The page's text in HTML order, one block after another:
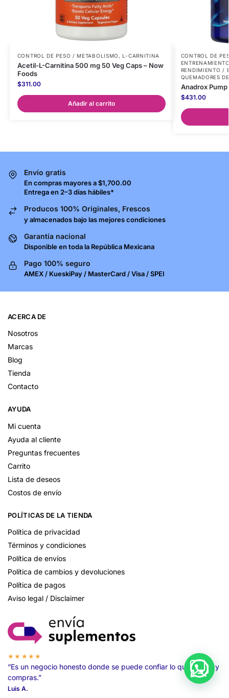
CONTROL DE PESO / METABOLISMO ,L-CARNITINA
Acetil-L-Carnitina 500 mg 50 Veg Caps – Now
Foods
$311.00
Añadir al carrito
CONTROL DE
RENDIMIENTO /
QUEMADORES
Anadrox Pump
$431.00
Envío gratis
En compras mayores a $1,700.00
Entrega en 2–3 días hábiles*
Producos 100% Originales, Frescos
y almacenados bajo las mejores condiciones
Garantía nacional
Disponible en toda la República Mexicana
Pago 100% seguro
AMEX / KueskiPay / MasterCard / Visa / SPEI
ACERCA DE
Nosotros
Marcas
Blog
Tienda
Contacto
AYUDA
Mi cuenta
Ayuda al cliente
Preguntas frecuentes
Carrito
Lista de deseos
Costos de envío
POLÍTICAS DE LA TIENDA
Política de privacidad
Términos y condiciones
Política de envíos
Política de cambios y devoluciones
Política de pagos
Aviso legal / Disclaimer
★★★★★
“Es un negocio honesto donde se puede confiar lo que pagas y
compras.”
Luis A.